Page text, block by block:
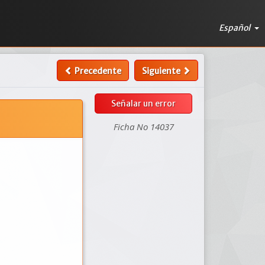
Español
Precedente Siguiente
Señalar un error
Ficha No 14037